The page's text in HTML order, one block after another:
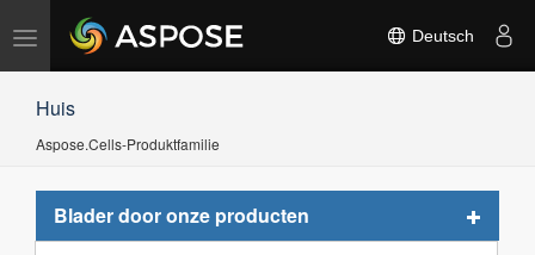
Navigation
umschalten
Deutsch
Huis
Aspose.Cells-Produktfamilie
Blader door onze producten
Toggle